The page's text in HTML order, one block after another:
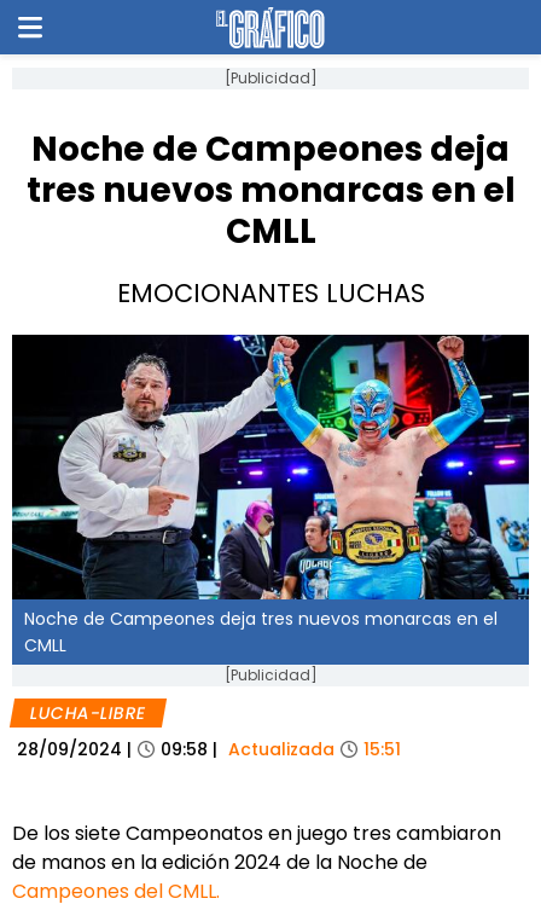
[Publicidad]
Noche de Campeones deja
tres nuevos monarcas en el
CMLL
EMOCIONANTES LUCHAS
Noche de Campeones deja tres nuevos monarcas en el
CMLL
[Publicidad]
LUCHA-LIBRE
28/09/2024 | 09:58 | Actualizada 15:51
De los siete Campeonatos en juego tres cambiaron
de manos en la edición 2024 de la Noche de
Campeones del CMLL.